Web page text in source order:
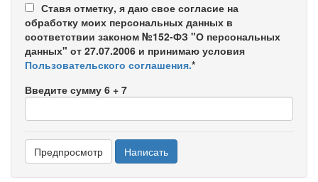
Ставя отметку, я даю свое согласие на
обработку моих персональных данных в
соответствии законом №152-ФЗ "О персональных
данных" от 27.07.2006 и принимаю условия
Пользовательского соглашения.*
Введите сумму 6 + 7